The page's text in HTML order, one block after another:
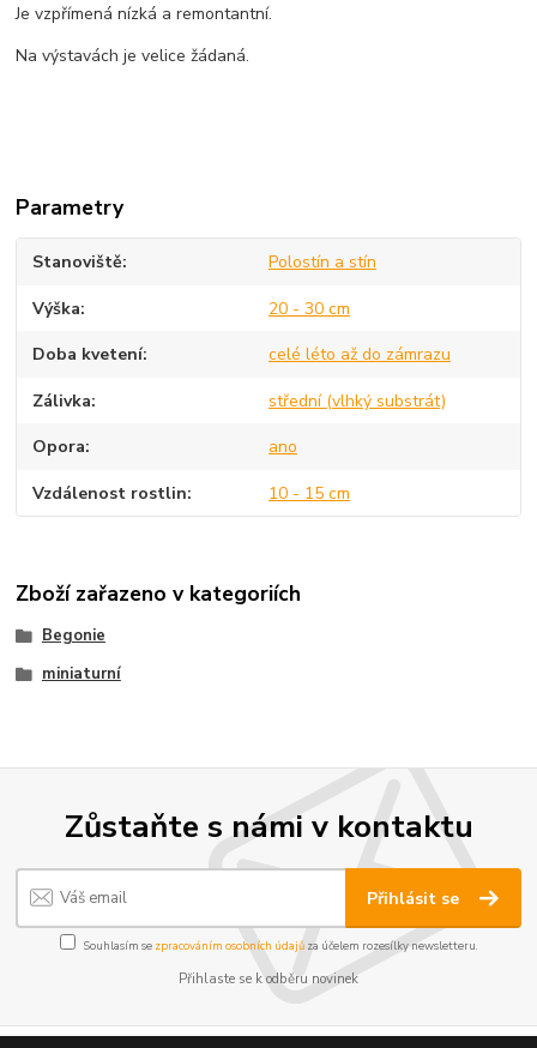
Je vzpřímená nízká a remontantní.
Na výstavách je velice žádaná.
Parametry
Stanoviště Polostín a stín
Výška 20 - 30 cm
Doba kvetení celé léto až do zámrazu
Zálivka střední (vlhký substrát)
Opora ano
Vzdálenost rostlin 10 - 15 cm
Zboží zařazeno v kategoriích
Begonie
miniaturní
Zůstaňte s námi v kontaktu
Přihlásit se
Souhlasím se zpracováním osobních údajůza účelem rozesílky newsletteru.
Přihlaste se k odběru novinek